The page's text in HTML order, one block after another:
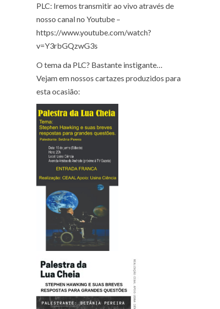
PLC: Iremos transmitir ao vivo através de
nosso canal no Youtube –
https://www.youtube.com/watch?
v=Y3rbGQzwG3s
O tema da PLC? Bastante instigante…
Vejam em nossos cartazes produzidos para
esta ocasião: